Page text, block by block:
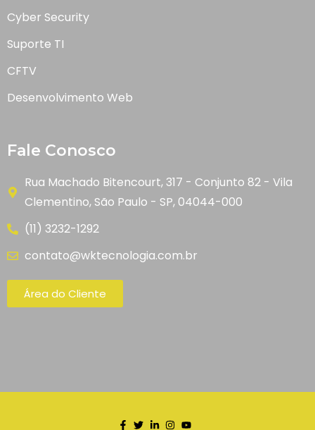
Cyber Security
Suporte TI
CFTV
Desenvolvimento Web
Fale Conosco
Rua Machado Bitencourt, 317 - Conjunto 82 - Vila
Clementino, São Paulo - SP, 04044-000
(11) 3232-1292
contato@wktecnologia.com.br
Área do Cliente